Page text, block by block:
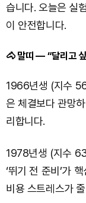
습니다. 오늘은 실
이 안전합니다.
🐴 말띠 — “달리고
1966년생 (지수
은 체결보다 관망
리합니다.
1978년생 (지수
‘뛰기 전 준비’가
비용 스트레스가